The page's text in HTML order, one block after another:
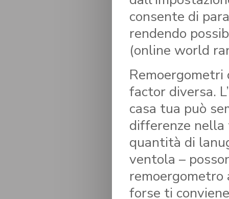
consente di
rendendo
(online world
Remoergometri
factor diversa.
casa tua può
differenze nella
quantità di
ventola –
remoergometro
forse ti